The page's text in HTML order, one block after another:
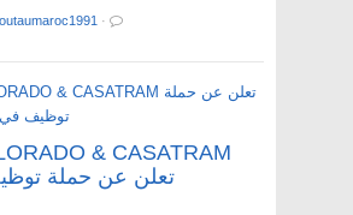
·
تعلن عن حملة